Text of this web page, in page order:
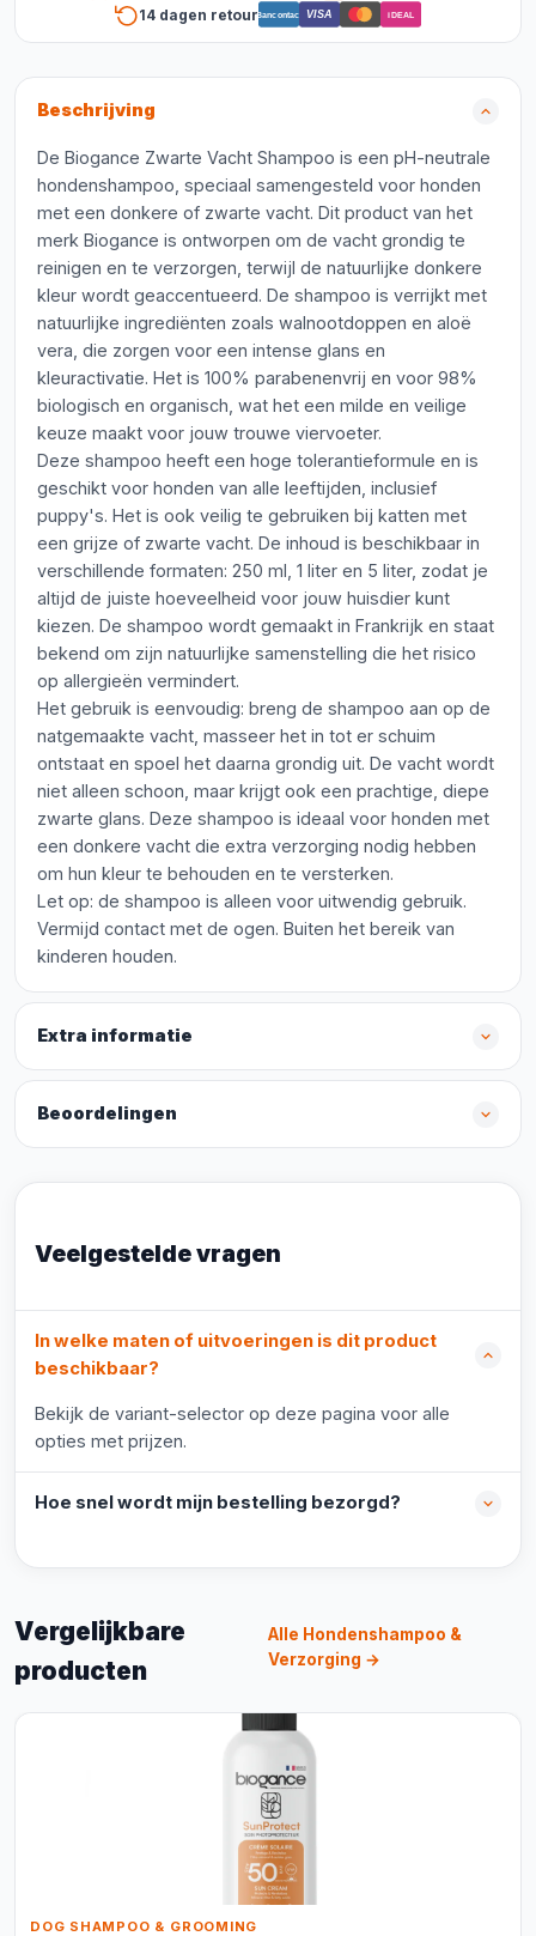
14 dagen retourBancontact VISA iDEAL
Beschrijving
De Biogance Zwarte Vacht Shampoo is een pH-neutrale
hondenshampoo, speciaal samengesteld voor honden
met een donkere of zwarte vacht. Dit product van het
merk Biogance is ontworpen om de vacht grondig te
reinigen en te verzorgen, terwijl de natuurlijke donkere
kleur wordt geaccentueerd. De shampoo is verrijkt met
natuurlijke ingrediënten zoals walnootdoppen en aloë
vera, die zorgen voor een intense glans en
kleuractivatie. Het is 100% parabenenvrij en voor 98%
biologisch en organisch, wat het een milde en veilige
keuze maakt voor jouw trouwe viervoeter.
Deze shampoo heeft een hoge tolerantieformule en is
geschikt voor honden van alle leeftijden, inclusief
puppy's. Het is ook veilig te gebruiken bij katten met
een grijze of zwarte vacht. De inhoud is beschikbaar in
verschillende formaten: 250 ml, 1 liter en 5 liter, zodat je
altijd de juiste hoeveelheid voor jouw huisdier kunt
kiezen. De shampoo wordt gemaakt in Frankrijk en staat
bekend om zijn natuurlijke samenstelling die het risico
op allergieën vermindert.
Het gebruik is eenvoudig: breng de shampoo aan op de
natgemaakte vacht, masseer het in tot er schuim
ontstaat en spoel het daarna grondig uit. De vacht wordt
niet alleen schoon, maar krijgt ook een prachtige, diepe
zwarte glans. Deze shampoo is ideaal voor honden met
een donkere vacht die extra verzorging nodig hebben
om hun kleur te behouden en te versterken.
Let op: de shampoo is alleen voor uitwendig gebruik.
Vermijd contact met de ogen. Buiten het bereik van
kinderen houden.
Extra informatie
Beoordelingen
Veelgestelde vragen
In welke maten of uitvoeringen is dit product
beschikbaar?
Bekijk de variant-selector op deze pagina voor alle
opties met prijzen.
Hoe snel wordt mijn bestelling bezorgd?
Vergelijkbare
producten
Alle Hondenshampoo &
Verzorging →
DOG SHAMPOO & GROOMING